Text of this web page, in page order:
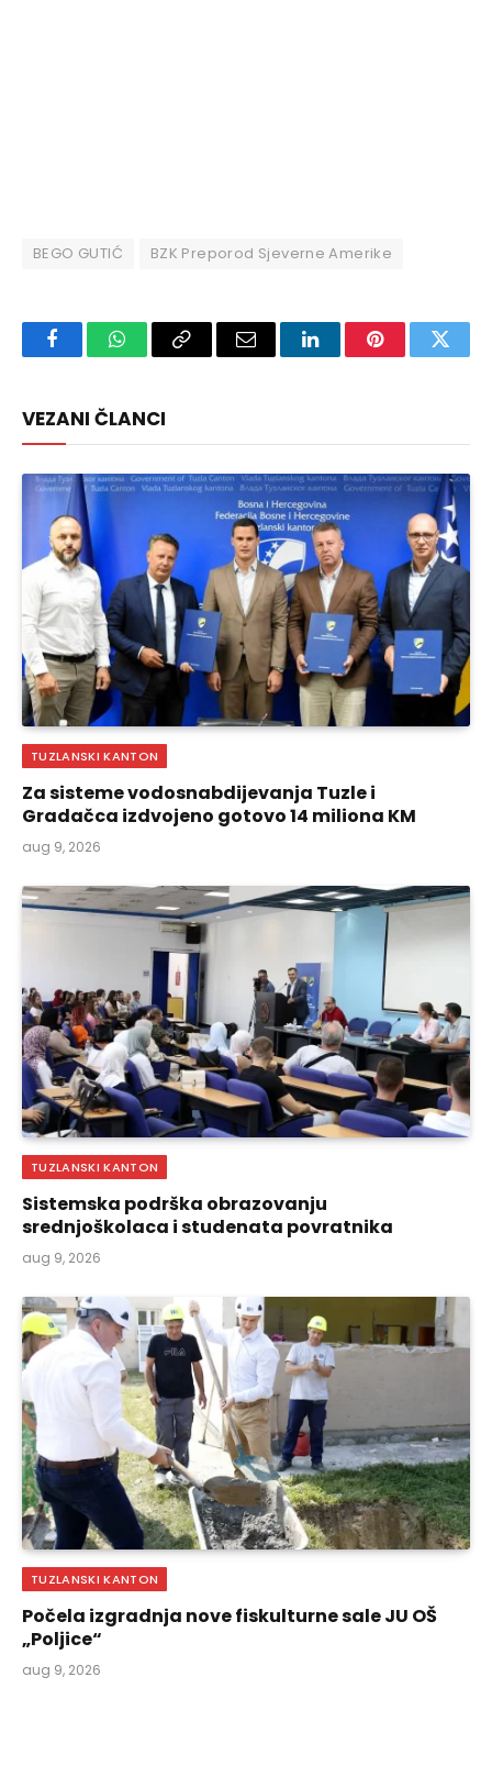
BEGO GUTIĆ BZK Preporod Sjeverne Amerike
FacebookWhatsAppCopy
Email LinkedInPinterest
VEZANI ČLANCI
TUZLANSKI KANTON
Za sisteme vodosnabdijevanja Tuzle i
Gradačca izdvojeno gotovo 14 miliona KM
aug 9, 2026
TUZLANSKI KANTON
Sistemska podrška obrazovanju
srednjoškolaca i studenata povratnika
aug 9, 2026
TUZLANSKI KANTON
Počela izgradnja nove fiskulturne sale JU OŠ
„Poljice“
aug 9, 2026